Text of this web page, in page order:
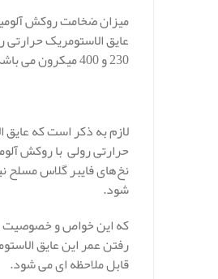
میزان ضخامت روکش
230 و 400 میکرون می باشد.
لازم به ذکر است که عایق
حرارتی رولی با روکش
نخ‌های فایبر گلاس مسلح
شود.
که این خواص و خصوصیت
رفتن عمر این عایق
قابل ملاحظه ای می شود.